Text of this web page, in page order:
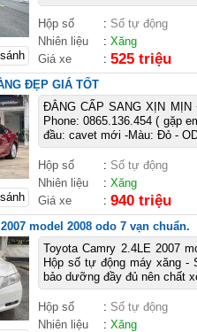
Hộp số : Số tự động
Nhiên liệu
: Xăng
Giá xe
: 525 triệu
ĐẸP GIÁ TỐT
ĐẲNG CẤP SANG XỊN
Phone: 0865.136.454 ( gặp
đầu: cavet mới -Màu: Đỏ -
Hộp số : Số tự động
Nhiên liệu
: Xăng
Giá xe
: 940 triệu
model 2008 odo 7 vạn chuẩn.
Toyota Camry 2.4LE 2007
Hộp số tự động máy xăng -
bảo dưỡng đầy đủ nên chất
Hộp số : Số tự động
Nhiên liệu
: Xăng